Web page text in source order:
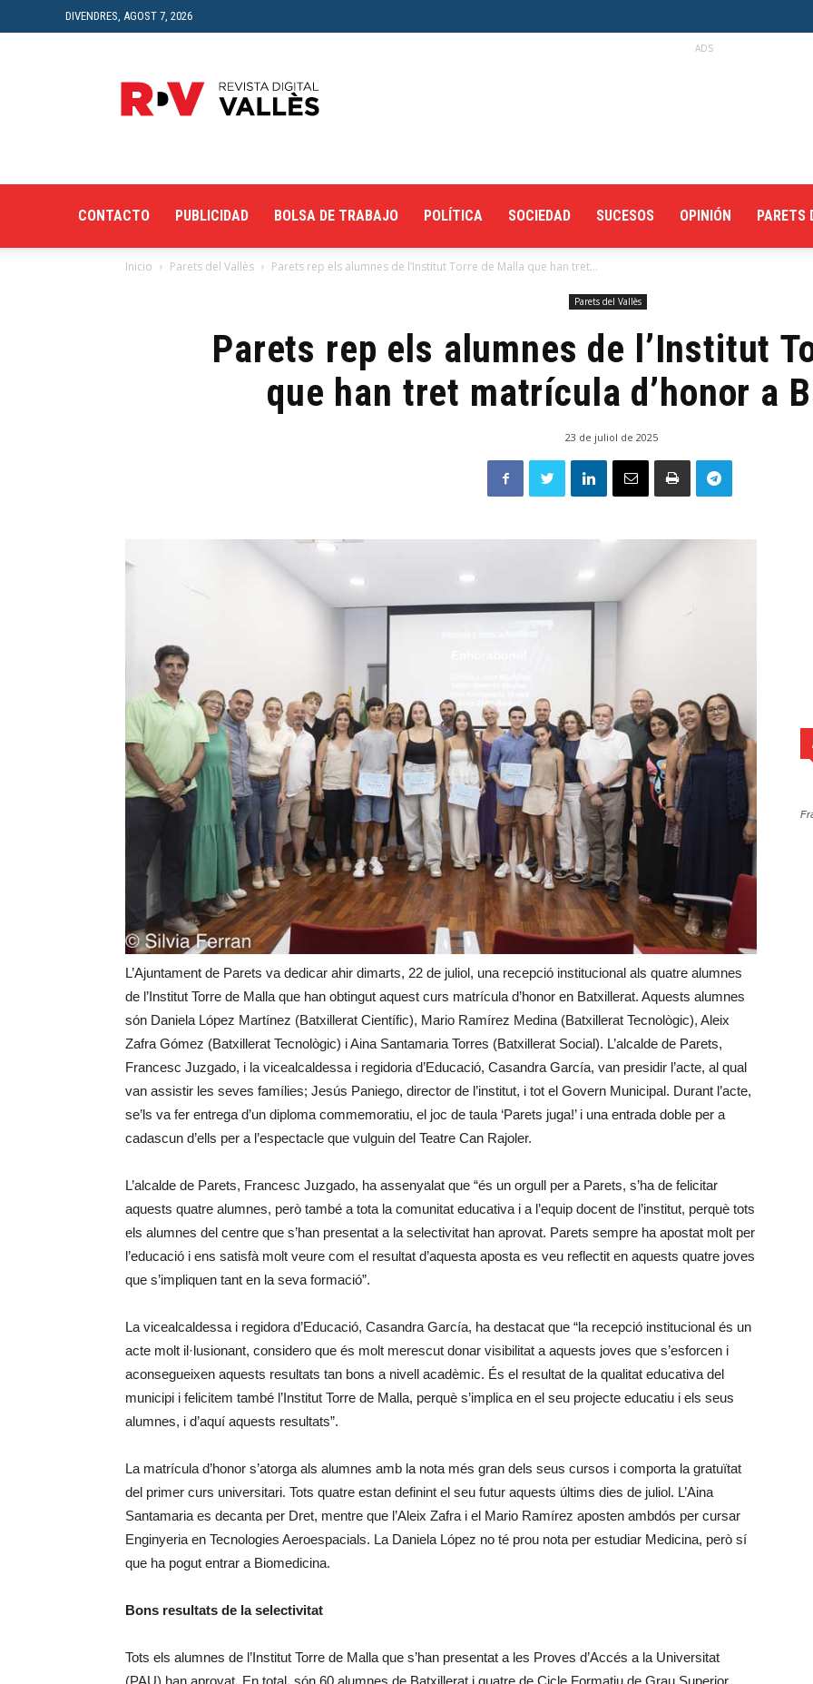
DIVENDRES, AGOST 7, 2026
Digital
del
ADS
CONTACTO PUBLICIDAD BOLSA DE TRABAJO POLÍTICA SOCIEDAD SUCESOS OPINIÓN PARETS
Inicio Parets del Vallès Parets rep els alumnes de l’Institut Torre de Malla que han tret...
Parets del Vallès
Parets rep els alumnes de l’Institut
que han tret matrícula d’honor a
23 de juliol de 2025
L’Ajuntament de Parets va dedicar ahir dimarts, 22 de juliol, una recepció institucional als quatre alumnes
de l’Institut Torre de Malla que han obtingut aquest curs matrícula d’honor en Batxillerat. Aquests alumnes
són Daniela López Martínez (Batxillerat Científic), Mario Ramírez Medina (Batxillerat Tecnològic), Aleix
Zafra Gómez (Batxillerat Tecnològic) i Aina Santamaria Torres (Batxillerat Social). L’alcalde de Parets,
Francesc Juzgado, i la vicealcaldessa i regidoria d’Educació, Casandra García, van presidir l’acte, al qual
van assistir les seves famílies; Jesús Paniego, director de l’institut, i tot el Govern Municipal. Durant l’acte,
se’ls va fer entrega d’un diploma commemoratiu, el joc de taula ‘Parets juga!’ i una entrada doble per a
cadascun d’ells per a l’espectacle que vulguin del Teatre Can Rajoler.
L’alcalde de Parets, Francesc Juzgado, ha assenyalat que “és un orgull per a Parets, s’ha de felicitar
aquests quatre alumnes, però també a tota la comunitat educativa i a l’equip docent de l’institut, perquè tots
els alumnes del centre que s’han presentat a la selectivitat han aprovat. Parets sempre ha apostat molt per
l’educació i ens satisfà molt veure com el resultat d’aquesta aposta es veu reflectit en aquests quatre joves
que s’impliquen tant en la seva formació”.
La vicealcaldessa i regidora d’Educació, Casandra García, ha destacat que “la recepció institucional és un
acte molt il·lusionant, considero que és molt merescut donar visibilitat a aquests joves que s’esforcen i
aconsegueixen aquests resultats tan bons a nivell acadèmic. És el resultat de la qualitat educativa del
municipi i felicitem també l’Institut Torre de Malla, perquè s’implica en el seu projecte educatiu i els seus
alumnes, i d’aquí aquests resultats”.
La matrícula d’honor s’atorga als alumnes amb la nota més gran dels seus cursos i comporta la gratuïtat
del primer curs universitari. Tots quatre estan definint el seu futur aquests últims dies de juliol. L’Aina
Santamaria es decanta per Dret, mentre que l’Aleix Zafra i el Mario Ramírez aposten ambdós per cursar
Enginyeria en Tecnologies Aeroespacials. La Daniela López no té prou nota per estudiar Medicina, però sí
que ha pogut entrar a Biomedicina.
Bons resultats de la selectivitat
Tots els alumnes de l’Institut Torre de Malla que s’han presentat a les Proves d’Accés a la Universitat
(PAU) han aprovat. En total, són 60 alumnes de Batxillerat i quatre de Cicle Formatiu de Grau Superior.